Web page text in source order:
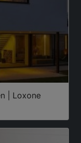
| Loxone